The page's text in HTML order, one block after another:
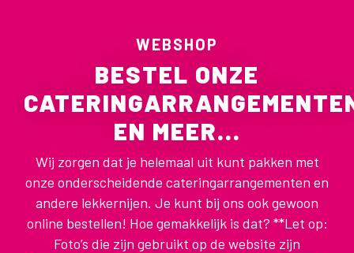
WEBSHOP
BESTEL ONZE
EN MEER...
Wij zorgen dat je helemaal uit kunt pakken met
onze onderscheidende cateringarrangementen en
andere lekkernijen. Je kunt bij ons ook gewoon
online bestellen! Hoe gemakkelijk is dat? **Let op:
Foto’s die zijn gebruikt op de website zijn